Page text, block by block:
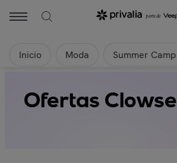
Inicio Moda Summer Camp
Ofertas Clowse